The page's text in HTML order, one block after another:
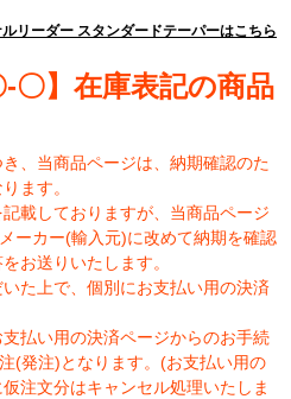
ルリーダー スタンダードテーパーはこちら
-〇】在庫表記の商品
、当商品ページは、納期確認のた
ます。
載しておりますが、当商品ページ
ーカー(輸入元)に改めて納期を確認
お送りいたします。
た上で、個別にお支払い用の決済
払い用の決済ページからのお手続
(発注)となります。(お支払い用の
注文分はキャンセル処理いたしま